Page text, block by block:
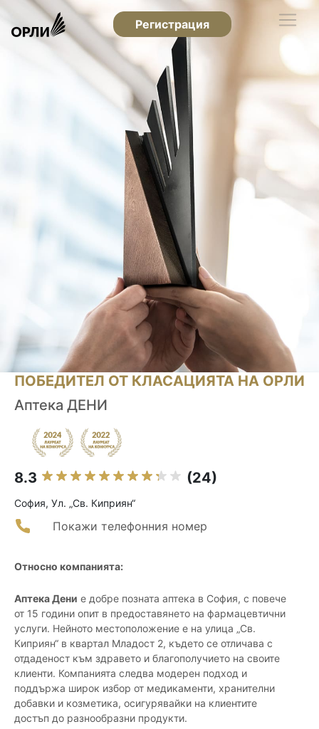
Регистрация
ПОБЕДИТЕЛ ОТ КЛАСАЦИЯТА НА ОРЛИ
Аптека ДЕНИ
8.3 (24)
София, Ул. „Св. Киприян“
Покажи телефонния номер
Относно компанията:
Аптека Дени е добре позната аптека в София, с повече
от 15 години опит в предоставянето на фармацевтични
услуги. Нейното местоположение е на улица „Св.
Киприян“ в квартал Младост 2, където се отличава с
отдаденост към здравето и благополучието на своите
клиенти. Компанията следва модерен подход и
поддържа широк избор от медикаменти, хранителни
добавки и козметика, осигурявайки на клиентите
достъп до разнообразни продукти.